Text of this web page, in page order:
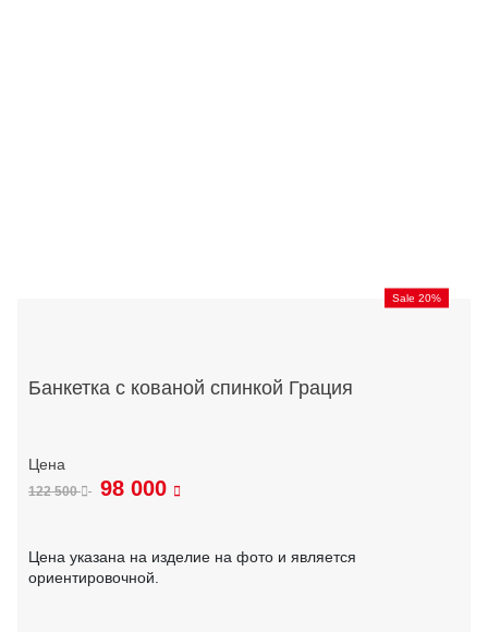
Sale 20%
Банкетка с кованой спинкой Грация
122 500 98 000
Цена указана на изделие на фото и является
ориентировочной.